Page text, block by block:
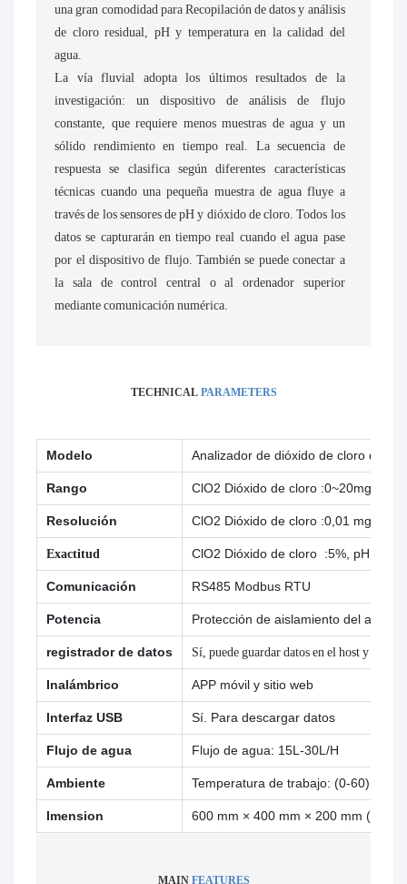
una gran comodidad para Recopilación de datos y análisis
de cloro residual, pH y temperatura en la calidad del
agua.
La vía fluvial adopta los últimos resultados de la
investigación: un dispositivo de análisis de flujo
constante, que requiere menos muestras de agua y un
sólido rendimiento en tiempo real. La secuencia de
respuesta se clasifica según diferentes características
técnicas cuando una pequeña muestra de agua fluye a
través de los sensores de pH y dióxido de cloro. Todos los
datos se capturarán en tiempo real cuando el agua pase
por el dispositivo de flujo. También se puede conectar a
la sala de control central o al ordenador superior
mediante comunicación numérica.
TECHNICAL PARAMETERS
Modelo Analizador de dióxido de cloro de
Rango ClO2 Dióxido de cloro :0~20mg/L,
Resolución ClO2 Dióxido de cloro :0,01 mg/L,
Exactitud ClO2 Dióxido de cloro :5%, pH:
Comunicación RS485 Modbus RTU
Potencia Protección de aislamiento del
registrador de datos Sí, puede guardar datos en el host y en la
Inalámbrico APP móvil y sitio web
Interfaz USB Sí. Para descargar datos
Flujo de agua Flujo de agua: 15L-30L/H
Ambiente Temperatura de trabajo: (0-60) ℃
Imension 600 mm × 400 mm × 200 mm (alto
MAIN FEATURES